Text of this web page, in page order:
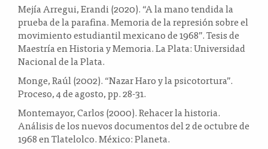
Mejía Arregui, Erandi (2020). “A la mano tendida la
prueba de la parafina. Memoria de la represión sobre el
movimiento estudiantil mexicano de 1968”. Tesis de
Maestría en Historia y Memoria. La Plata: Universidad
Nacional de la Plata.
Monge, Raúl (2002). “Nazar Haro y la psicotortura”.
Proceso, 4 de agosto, pp. 28-31.
Montemayor, Carlos (2000). Rehacer la historia.
Análisis de los nuevos documentos del 2 de octubre de
1968 en Tlatelolco. México: Planeta.